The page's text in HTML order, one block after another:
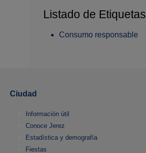
Listado de Etiquetas
Consumo responsable
Ciudad
Información útil
Conoce Jerez
Estadística y demografía
Fiestas